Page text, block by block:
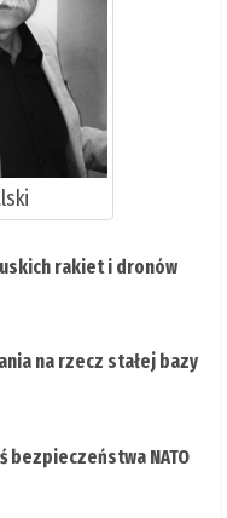
rakiet i dronów
na rzecz stałej bazy
bezpieczeństwa NATO